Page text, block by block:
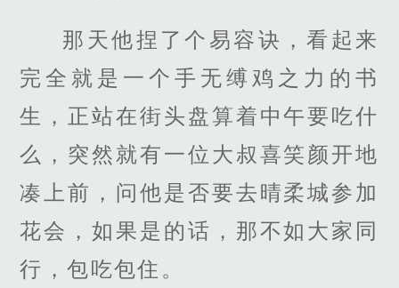
那天他捏了个易容诀，看起来
完全就是一个手无缚鸡之力的书
生，正站在街头盘算着中午要吃什
么，突然就有一位大叔喜笑颜开地
凑上前，问他是否要去晴柔城参加
花会，如果是的话，那不如大家同
行，包吃包住。